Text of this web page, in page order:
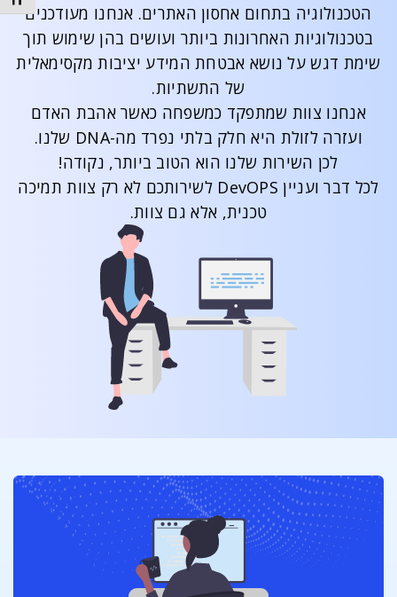
הטכנולוגיה בתחום אחסון האתרים. אנחנו מעודכנים
בטכנולוגיות האחרונות ביותר ועושים בהן שימוש תוך
שימת דגש על נושא אבטחת המידע יציבות מקסימאלית
של התשתיות.
אנחנו צוות שמתפקד כמשפחה כאשר אהבת האדם
ועזרה לזולת היא חלק בלתי נפרד מה-DNA שלנו.
לכן השירות שלנו הוא הטוב ביותר, נקודה!
לכל דבר ועניין DevOPS לשירותכם לא רק צוות תמיכה
טכנית, אלא גם צוות.